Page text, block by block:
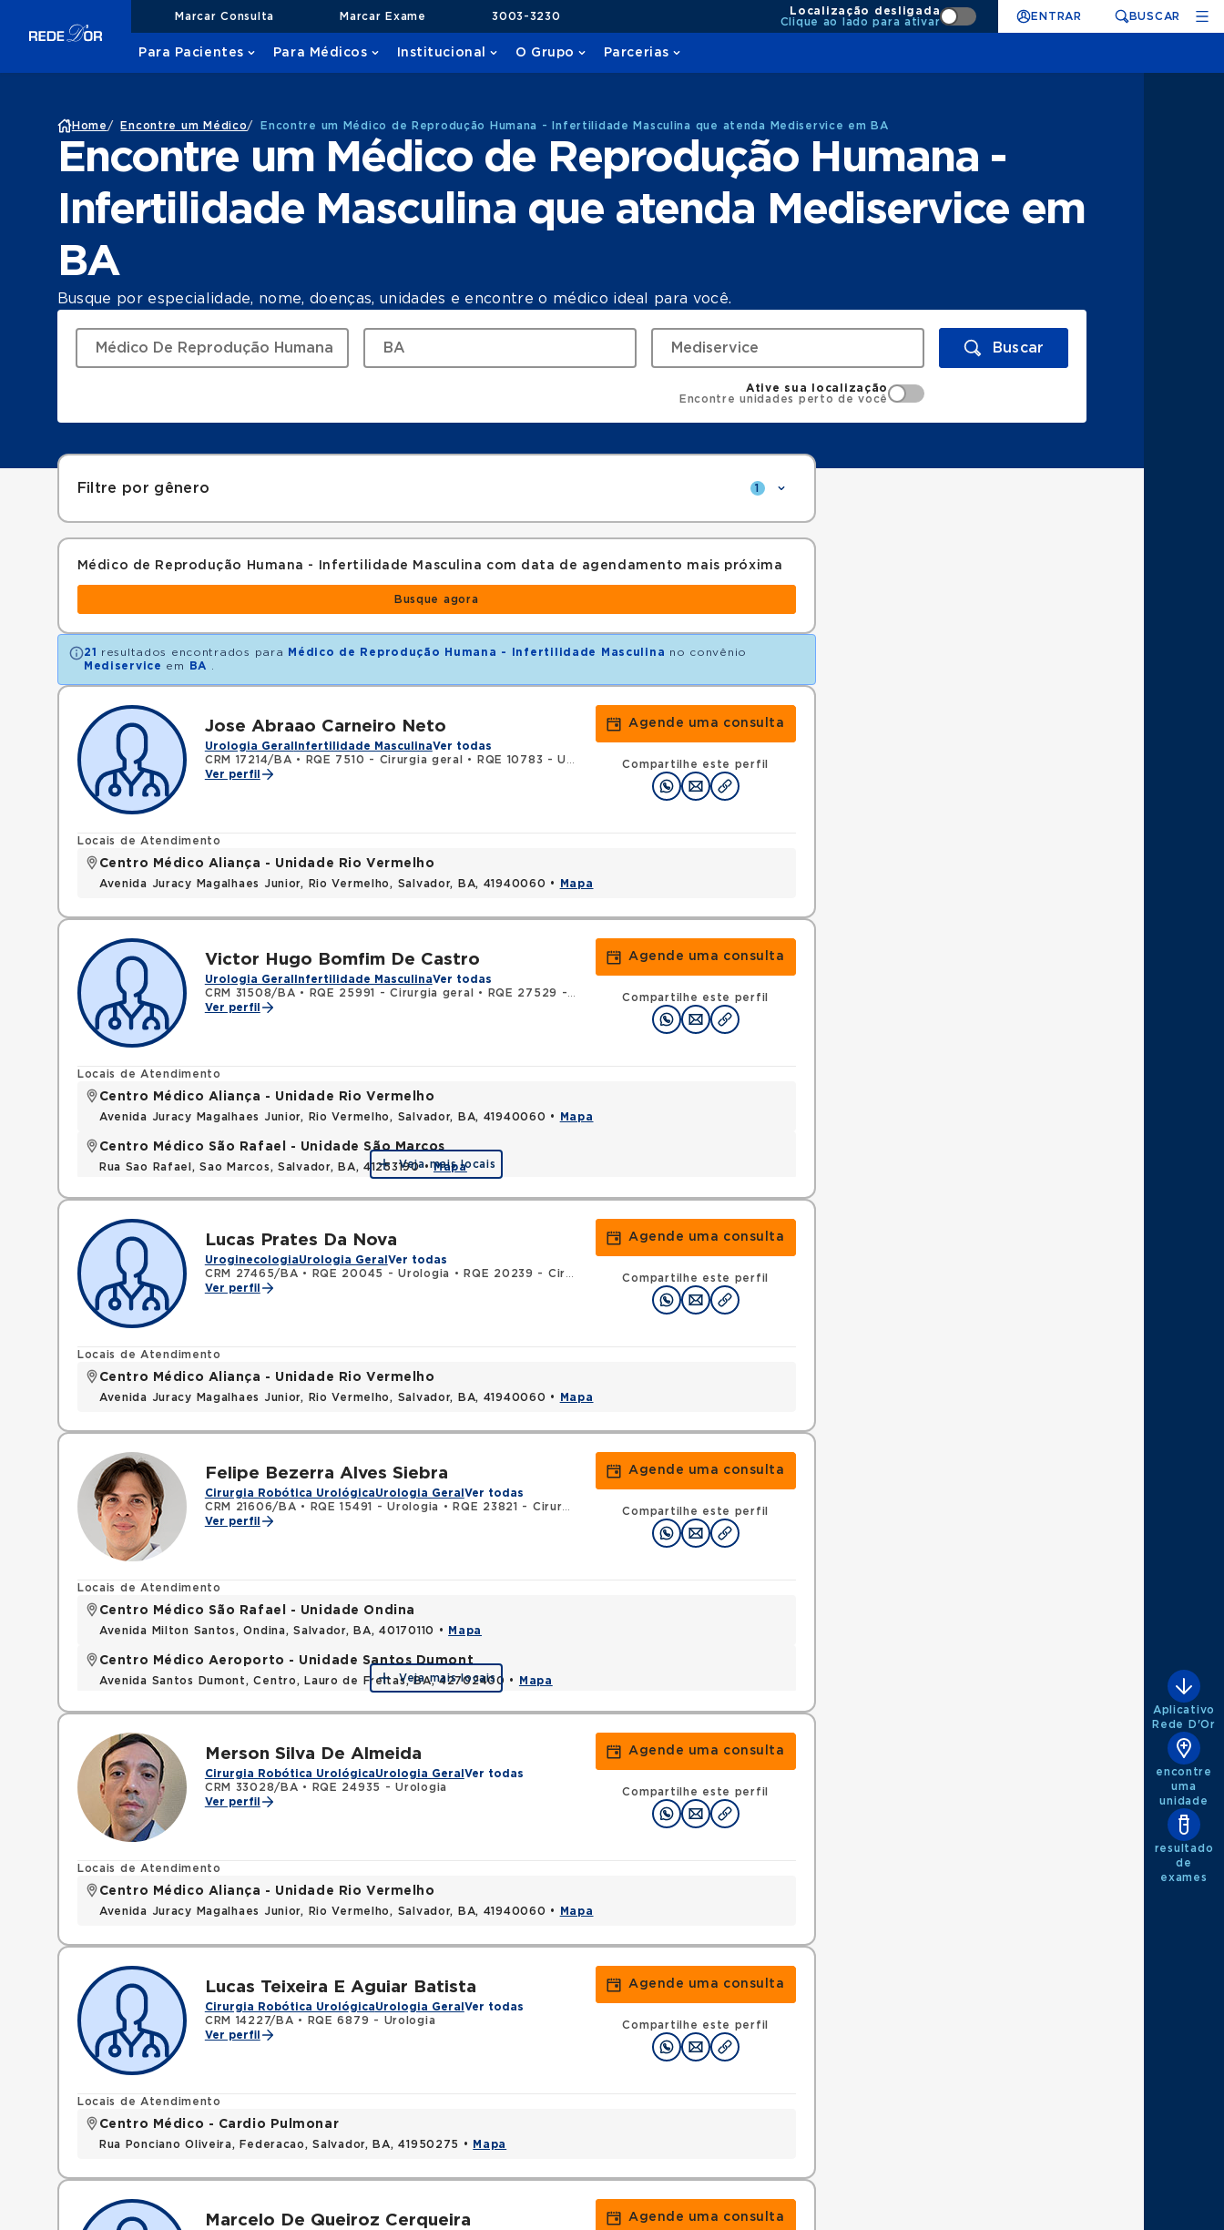
Marcar Consulta Marcar Exame 3003-3230
Localização desligada
Clique ao lado para ativar
ENTRAR BUSCAR
Para Pacientes Para Médicos Institucional O Grupo Parcerias
Home / Encontre um Médico/ Encontre um Médico de Reprodução Humana - Infertilidade Masculina que atenda Mediservice em BA
Encontre um Médico de Reprodução Humana -
Infertilidade Masculina que atenda Mediservice em
BA
Busque por especialidade, nome, doenças, unidades e encontre o médico ideal para você.
Buscar
Ative sua localização
Encontre unidades perto de você
Filtre por gênero 1
Médico de Reprodução Humana - Infertilidade Masculina com data de agendamento mais próxima
Busque agora
21 resultados encontrados para Médico de Reprodução Humana - Infertilidade Masculina no convênio
Mediservice em BA
Jose Abraao Carneiro Neto
Urologia Geral Infertilidade MasculinaVer todas
CRM 17214/BA • RQE 7510 - Cirurgia geral •
RQE 10783 - Urologia
Ver perfil
Agende uma consulta
Compartilhe este perfil
Locais de Atendimento
Centro Médico Aliança - Unidade Rio Vermelho
Avenida Juracy Magalhaes Junior, Rio Vermelho, Salvador, BA, 41940060 • Mapa
Victor Hugo Bomfim De Castro
Urologia Geral Infertilidade MasculinaVer todas
CRM 31508/BA • RQE 25991 - Cirurgia geral •
RQE 27529 - Urologia
Ver perfil
Agende uma consulta
Compartilhe este perfil
Locais de Atendimento
Centro Médico Aliança - Unidade Rio Vermelho
Avenida Juracy Magalhaes Junior, Rio Vermelho, Salvador, BA, 41940060 • Mapa
Centro Médico São Rafael - Unidade São Marcos
Rua Sao Rafael, Sao Marcos, Salvador, BA, 41253190 •Mapa
Veja mais locais
Lucas Prates Da Nova
UroginecologiaUrologia Geral Ver todas
CRM 27465/BA • RQE 20045 - Urologia •
RQE 20239 - Cirurgia geral
Ver perfil
Agende uma consulta
Compartilhe este perfil
Locais de Atendimento
Centro Médico Aliança - Unidade Rio Vermelho
Avenida Juracy Magalhaes Junior, Rio Vermelho, Salvador, BA, 41940060 • Mapa
Felipe Bezerra Alves Siebra
Cirurgia Robótica UrológicaUrologia Geral Ver todas
CRM 21606/BA • RQE 15491 - Urologia •
RQE 23821 - Cirurgia geral
Ver perfil
Agende uma consulta
Compartilhe este perfil
Locais de Atendimento
Centro Médico São Rafael - Unidade Ondina
Avenida Milton Santos, Ondina, Salvador, BA, 40170110 • Mapa
Centro Médico Aeroporto - Unidade Santos Dumont
Avenida Santos Dumont, Centro, Lauro de Freitas, BA, 42702400 • Mapa
Veja mais locais
Merson Silva De Almeida
Cirurgia Robótica UrológicaUrologia Geral Ver todas
CRM 33028/BA •
RQE 24935 - Urologia
Ver perfil
Agende uma consulta
Compartilhe este perfil
Locais de Atendimento
Centro Médico Aliança - Unidade Rio Vermelho
Avenida Juracy Magalhaes Junior, Rio Vermelho, Salvador, BA, 41940060 • Mapa
Lucas Teixeira E Aguiar Batista
Cirurgia Robótica UrológicaUrologia Geral Ver todas
CRM 14227/BA •
RQE 6879 - Urologia
Ver perfil
Agende uma consulta
Compartilhe este perfil
Locais de Atendimento
Centro Médico - Cardio Pulmonar
Rua Ponciano Oliveira, Federacao, Salvador, BA, 41950275 • Mapa
Marcelo De Queiroz Cerqueira Agende uma consulta
Aplicativo
Rede D'Or
encontre
uma
unidade
resultado
de
exames